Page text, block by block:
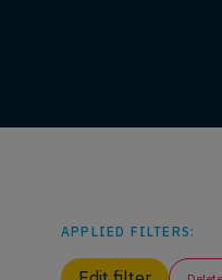
APPLIED FILTERS: